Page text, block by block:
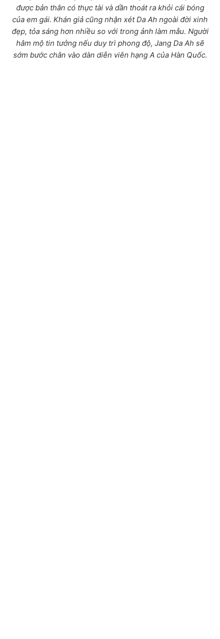
được bản thân có thực tài và dần thoát ra khỏi cái bóng
của em gái. Khán giả cũng nhận xét Da Ah ngoài đời xinh
đẹp, tỏa sáng hơn nhiều so với trong ảnh làm mẫu. Người
hâm mộ tin tưởng nếu duy trì phong độ, Jang Da Ah sẽ
sớm bước chân vào dàn diễn viên hạng A của Hàn Quốc.